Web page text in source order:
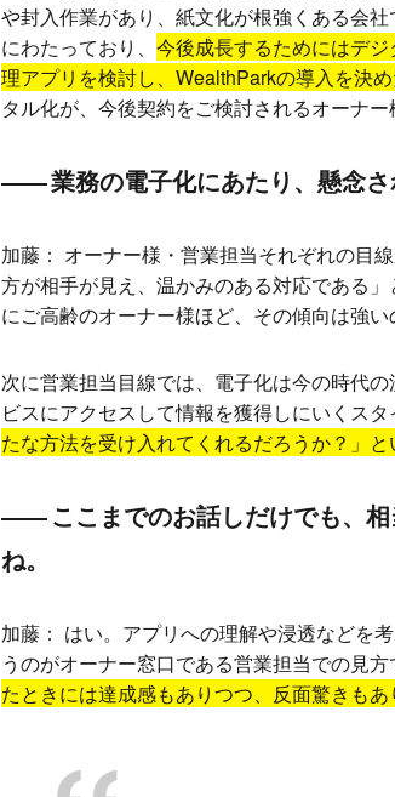
や封入作業があり、紙文化が根強くある会
にわたっており、 今後成長するためにはデ
理アプリを検討し、WealthParkの導入を決め
タル化が、今後契約をご検討されるオーナ
業務の電子化にあたり、懸念
加藤： オーナー様・営業担当それぞれの目
方が相手が見え、温かみのある対応である
にご高齢のオーナー様ほど、その傾向は強い
次に営業担当目線では、電子化は今の時代
ビスにアクセスして情報を獲得しにいくスタ
たな方法を受け入れてくれるだろうか？」と
ここまでのお話しだけでも、
ね。
加藤： はい。アプリへの理解や浸透などを
うのがオーナー窓口である営業担当での見方
たときには達成感もありつつ、反面驚きもあ